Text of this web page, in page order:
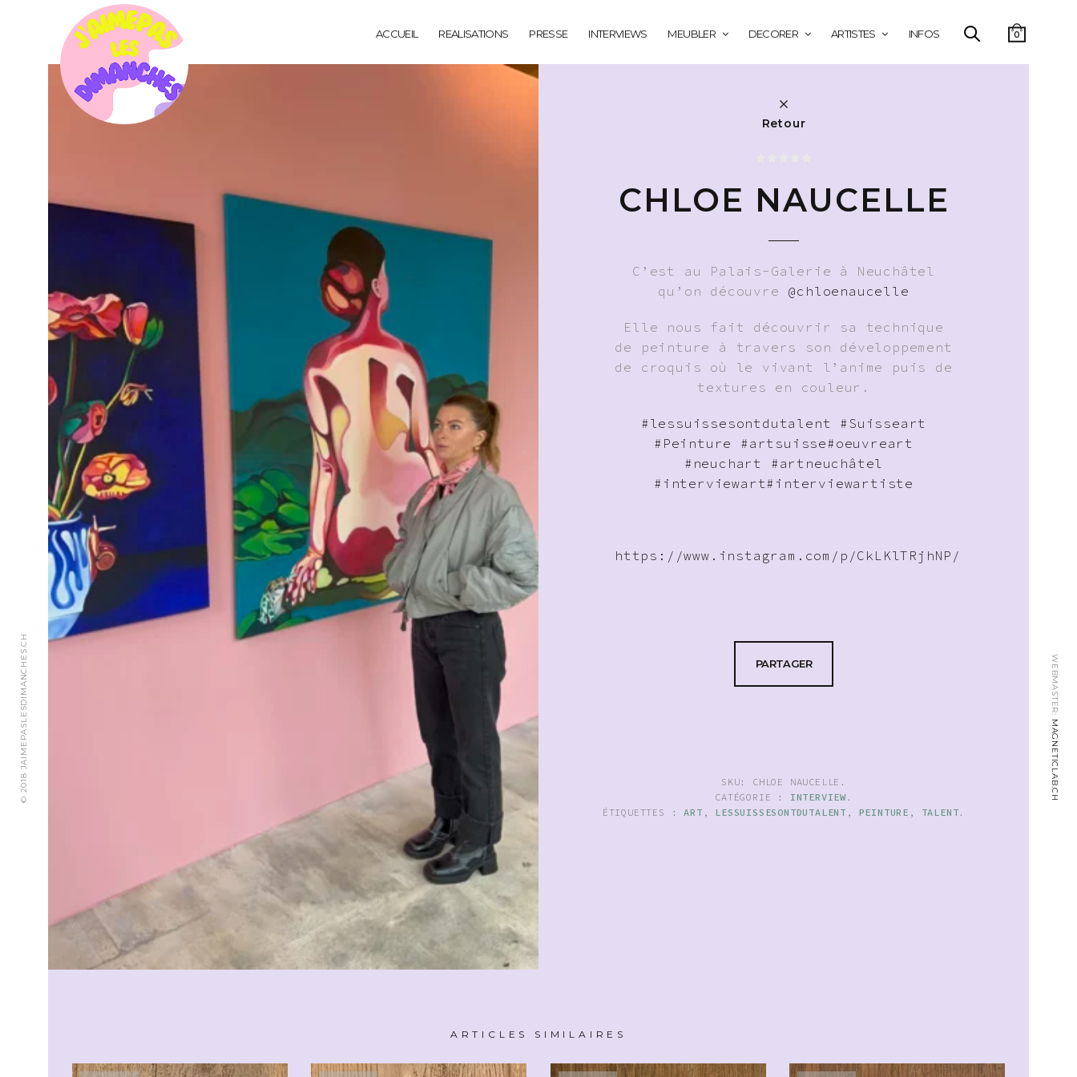
ACCUEIL REALISATIONS PRESSE INTERVIEWS MEUBLER DECORER ARTISTES INFOS 0
© 2018 JAIMEPASLESDIMANCHES.CH WEBMASTER:
MAGNETICLAB.CH
Retour
CHLOE NAUCELLE
C’est au Palais-Galerie à Neuchâtel
qu’on découvre @chloenaucelle
Elle nous fait découvrir sa technique
de peinture à travers son développement
de croquis où le vivant l’anime puis de
textures en couleur.
#lessuissesontdutalent
#Suisseart
#Peinture
#artsuisse#oeuvreart
#neuchart
#artneuchâtel
#interviewart#interviewartiste
https://www.instagram.com/p/CkLKlTRjhNP/
PARTAGER
SKU: CHLOE NAUCELLE .
CATÉGORIE : INTERVIEW.
ÉTIQUETTES :ART , LESSUISSESONTDUTALENT , PEINTURE , TALENT.
ARTICLES SIMILAIRES